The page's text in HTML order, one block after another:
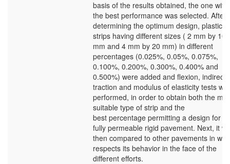
basis of the results obtained, the one with
the best performance was selected. After
determining the optimum design, plastic
strips having different sizes ( 2 mm by 10
mm and 4 mm by 20 mm) in different
percentages (0.025%, 0.05%, 0.075%,
0.100%, 0.200%, 0.300%, 0.400% and
0.500%) were added and flexion, indirect
traction and modulus of elasticity tests
performed, in order to obtain both the
suitable type of strip and the
best percentage permitting a design for a
fully permeable rigid pavement. Next, it
then compared to other pavements in
respects its behavior in the face of the
different efforts.